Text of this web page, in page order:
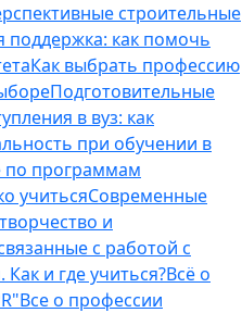
строительные
поддержка: как помочь
Как выбрать профессию
Подготовительные
в вуз: как
при обучении в
по программам
учитьсяСовременные
и
с работой с
и где учиться?Всё о
Все о профессии